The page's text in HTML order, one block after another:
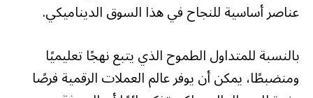
عناصر أساسية للنجاح في هذا السوق الديناميكي.
بالنسبة للمتداول الطموح الذي يتبع نهجًا تعليميًا
ومنضبطًا، يمكن أن يوفر عالم العملات الرقمية فرصًا